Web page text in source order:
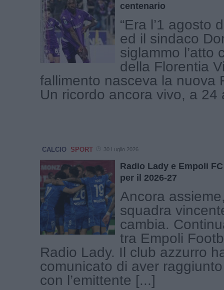
centenario
“Era l’1 agosto
ed il sindaco
siglammo l’atto
della Florentia
fallimento nasceva la nuova
Un ricordo ancora vivo, a 24
CALCIO SPORT 30 Luglio 2026
Radio Lady e Empoli
per il 2026-27
Ancora
squadra
cambia.
tra Empoli
Radio Lady. Il club azzurro
comunicato di aver raggiunto
con l’emittente [...]